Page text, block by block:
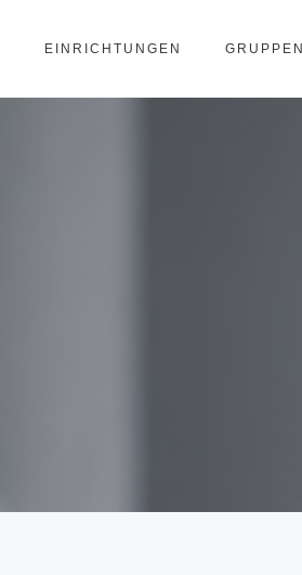
EINRICHTUNGEN GRUPPEN